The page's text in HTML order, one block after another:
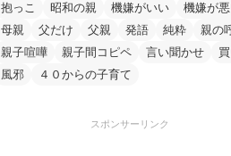
抱っこ
昭和の親 機嫌がいい
機嫌が
母親
父だけ 父親 発語 純粋
親の
親子喧嘩
親子間コピペ 言い聞かせ
風邪
４０からの子育て
スポンサーリンク